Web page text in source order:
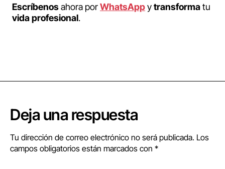
Escríbenosahora porWhatsAppytransformatu
vida profesional.
Deja una respuesta
Tu dirección de correo electrónico no será publicada. Los
campos obligatorios están marcados con *